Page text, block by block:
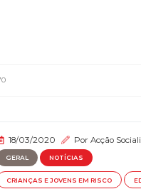
18/03/2020 PorAcção
GERAL NOTÍCIAS
CRIANÇAS E JOVENS EM RISCO